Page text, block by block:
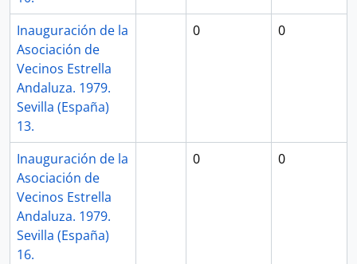
Inauguración de la
Asociación de
Vecinos Estrella
Andaluza. 1979.
Sevilla (España)
13.
0 0
Inauguración de la
Asociación de
Vecinos Estrella
Andaluza. 1979.
Sevilla (España)
16.
0 0